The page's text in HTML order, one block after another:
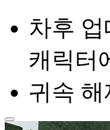
차후
캐릭터
귀속